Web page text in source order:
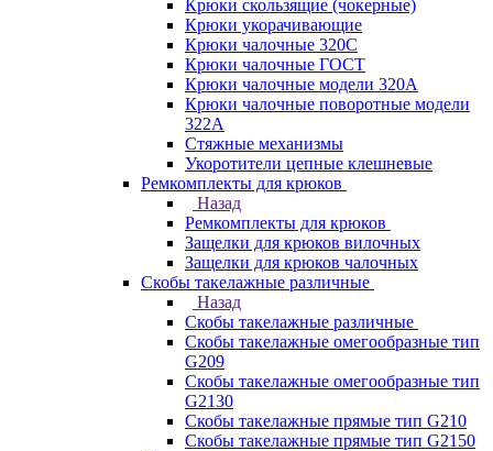
Крюки скользящие (чокерные)
Крюки укорачивающие
Крюки чалочные 320C
Крюки чалочные ГОСТ
Крюки чалочные модели 320А
Крюки чалочные поворотные модели
322А
Стяжные механизмы
Укоротители цепные клешневые
Ремкомплекты для крюков
Назад
Ремкомплекты для крюков
Защелки для крюков вилочных
Защелки для крюков чалочных
Скобы такелажные различные
Назад
Скобы такелажные различные
Скобы такелажные омегообразные тип
G209
Скобы такелажные омегообразные тип
G2130
Скобы такелажные прямые тип G210
Скобы такелажные прямые тип G2150